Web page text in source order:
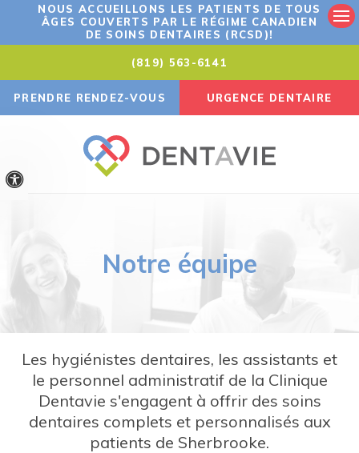
Version accessible
NOUS ACCUEILLONS LES PATIENTS DE TOUS
ÂGES COUVERTS PAR LE RÉGIME CANADIEN
DE SOINS DENTAIRES (RCSD)!
(819) 563-6141
PRENDRE RENDEZ-VOUS URGENCE DENTAIRE
Notre équipe
Les hygiénistes dentaires, les assistants et
le personnel administratif de la Clinique
Dentavie s'engagent à offrir des soins
dentaires complets et personnalisés aux
patients de Sherbrooke.